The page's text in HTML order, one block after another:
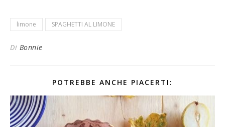
limone SPAGHETTI AL LIMONE
Di Bonnie
POTREBBE ANCHE PIACERTI: